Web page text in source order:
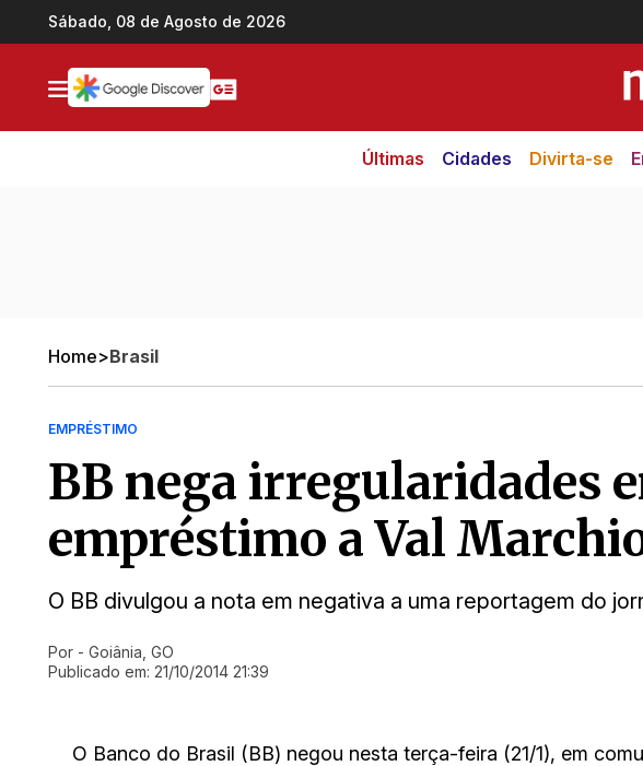
Ir direto pro conteúdo
Sábado, 08 de Agosto de 2026
Últimas Cidades Divirta-se
Home>Brasil
EMPRÉSTIMO
BB nega irregularidades
empréstimo a Val
O BB divulgou a nota em negativa a uma reportagem do
Ir direto pra matéria
Por - Goiânia, GO
Publicado em: 21/10/2014 21:39
O Banco do Brasil (BB) negou nesta terça-feira (21/1), em